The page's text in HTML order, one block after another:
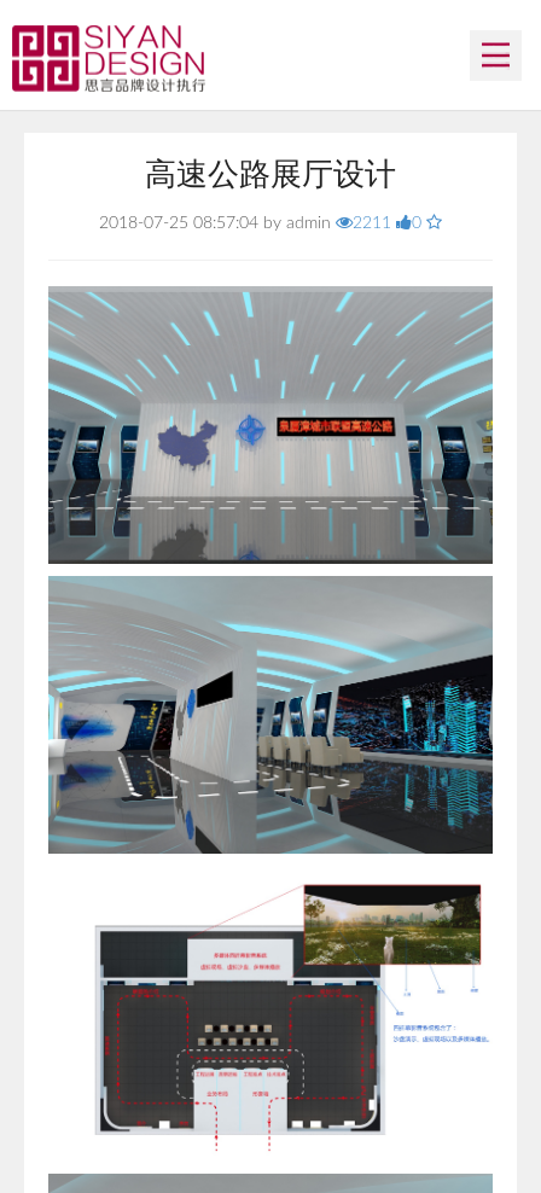
案例欣赏
合作伙伴
联系我们
QQ客
高速公路展厅设计
2018-07-25 08:57:04 by admin 2211 0